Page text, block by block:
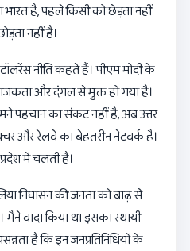
भारत है, पहले किसी को छेड़ता नहीं
नहीं है।
नीति कहते हैं। पीएम मोदी के
और दंगल से मुक्त हो गया है।
पहचान का संकट नहीं है, अब उत्तर
और रेलवे का बेहतरीन नेटवर्क है।
में चलती है।
निघासन की जनता को बाढ़ से
वादा किया था इसका स्थायी
है कि इन जनप्रतिनिधियों के